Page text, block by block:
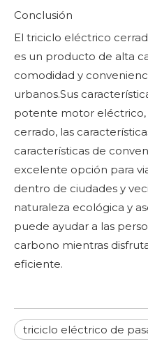
Conclusión
El triciclo eléctrico
es un producto de alta
comodidad y
urbanos.Sus
potente motor
cerrado, las
características de
excelente opción para
dentro de ciudades y
naturaleza ecológica y
puede ayudar a las
carbono mientras
eficiente.
triciclo eléctrico de